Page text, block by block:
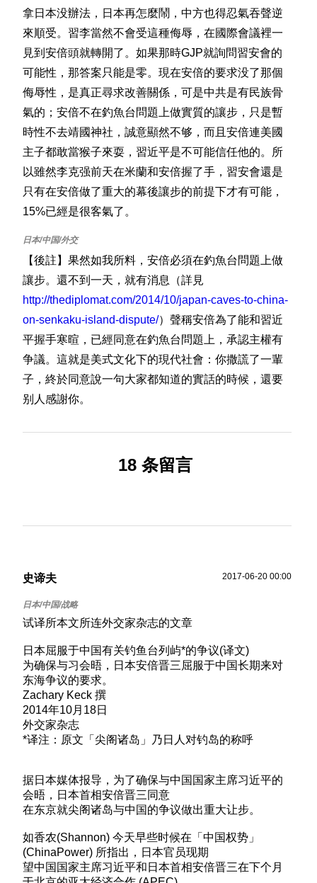
拿日本没辦法，日本再怎麼鬧，中方也得忍氣吞聲逆
來順受。習李當然不會受這種侮辱，在國際會議裡一
見到安倍頭就轉開了。如果那時GJP就詢問習安會的
可能性，那答案只能是零。現在安倍的要求没了那個
侮辱性，是真正尋求改善關係，可是中共是有民族骨
氣的；安倍不在釣魚台問題上做實質的讓步，只是暫
時性不去靖國神社，誠意顯然不够，而且安倍連美國
主子都敢當猴子來耍，習近平是不可能信任他的。所
以雖然李克强前天在米蘭和安倍握了手，習安會還是
只有在安倍做了重大的幕後讓步的前提下才有可能，
15%已經是很客氣了。
【後註】果然如我所料，安倍必須在釣魚台問題上做
讓步。還不到一天，就有消息（詳見
http://thediplomat.com/2014/10/japan-caves-to-china-
on-senkaku-island-dispute/）聲稱安倍為了能和習近
平握手寒暄，已經同意在釣魚台問題上，承認主權有
争議。這就是美式文化下的現代社會：你撒謊了一輩
子，終於同意說一句大家都知道的實話的時候，還要
别人感謝你。
18 条留言
史谛夫 2017-06-20 00:00
试译所本文所连外交家杂志的文章
日本屈服于中国有关钓鱼台列屿*的争议(译文)
为确保与习会晤，日本安倍晋三屈服于中国长期来对
东海争议的要求。
Zachary Keck 撰
2014年10月18日
外交家杂志
*译注：原文「尖阁诸岛」乃日人对钓岛的称呼
据日本媒体报导，为了确保与中国国家主席习近平的
会晤，日本首相安倍晋三同意
在东京就尖阁诸岛与中国的争议做出重大让步。
如香农(Shannon) 今天早些时候在「中国权势」
(ChinaPower) 所指出，日本官员现期
望中国国家主席习近平和日本首相安倍晋三在下个月